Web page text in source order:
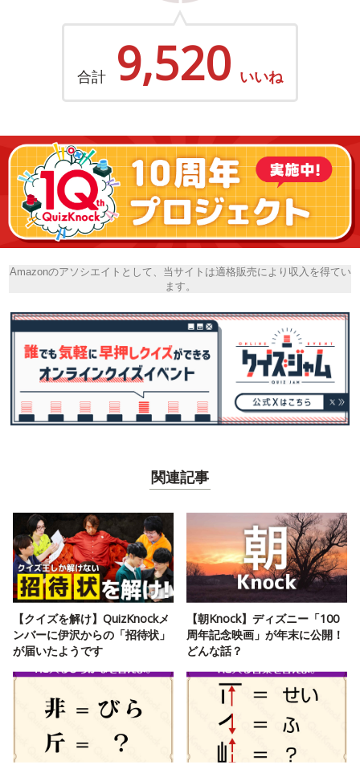
合計 9,520 いいね
Amazonのアソシエイトとして、当サイトは適格販売により収入を得てい
ます。
関連記事
【クイズを解け】QuizKnockメ
ンバーに伊沢からの「招待状」
が届いたようです
【朝Knock】ディズニー「100
周年記念映画」が年末に公開！
どんな話？